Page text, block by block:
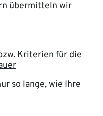
übermitteln wir
Kriterien für die
so lange, wie Ihre